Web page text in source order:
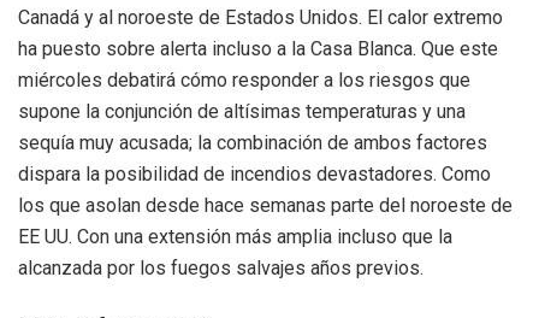
Canadá y al noroeste de Estados Unidos. El calor extremo
ha puesto sobre alerta incluso a la Casa Blanca. Que este
miércoles debatirá cómo responder a los riesgos que
supone la conjunción de altísimas temperaturas y una
sequía muy acusada; la combinación de ambos factores
dispara la posibilidad de incendios devastadores. Como
los que asolan desde hace semanas parte del noroeste de
EE UU. Con una extensión más amplia incluso que la
alcanzada por los fuegos salvajes años previos.